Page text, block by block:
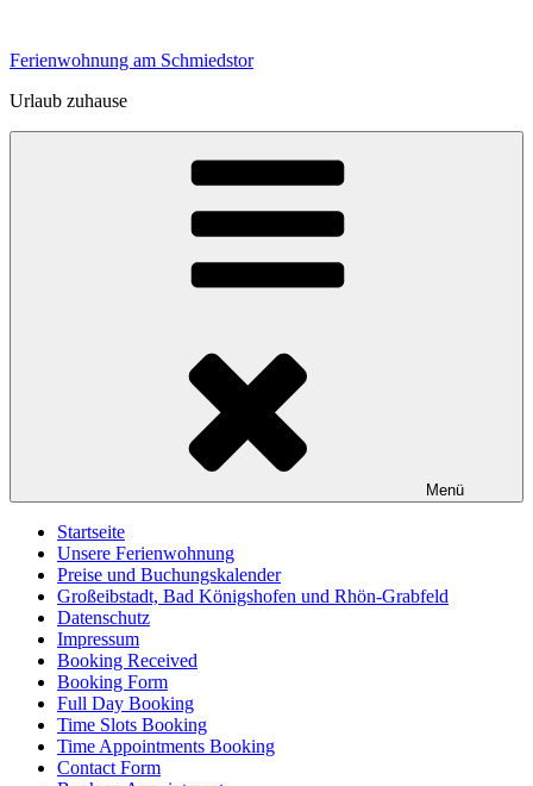
springen
Ferienwohnung am Schmiedstor
Urlaub zuhause
Menü
Startseite
Unsere Ferienwohnung
Preise und Buchungskalender
Großeibstadt, Bad Königshofen und Rhön-Grabfeld
Datenschutz
Impressum
Booking Received
Booking Form
Full Day Booking
Time Slots Booking
Time Appointments Booking
Contact Form